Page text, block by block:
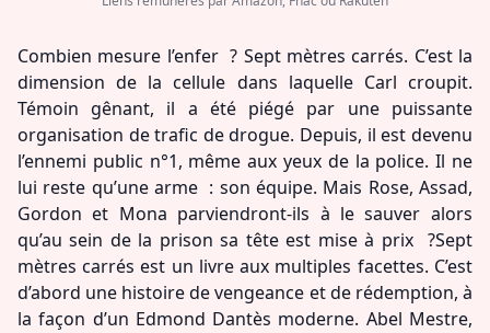
Combien mesure l’enfer ? Sept mètres carrés. C’est la
dimension de la cellule dans laquelle Carl croupit.
Témoin gênant, il a été piégé par une puissante
organisation de trafic de drogue. Depuis, il est devenu
l’ennemi public n°1, même aux yeux de la police. Il ne
lui reste qu’une arme : son équipe. Mais Rose, Assad,
Gordon et Mona parviendront-ils à le sauver alors
qu’au sein de la prison sa tête est mise à prix ?Sept
mètres carrés est un livre aux multiples facettes. C’est
d’abord une histoire de vengeance et de rédemption, à
la façon d’un Edmond Dantès moderne. Abel Mestre,